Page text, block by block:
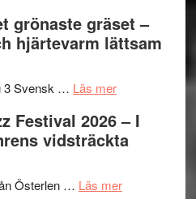
Believe
–
Frankenshtey
med
Fox
och
nya
titlar
årets
Shahab
Mehrabi
Filmstadens
stipendium
grönaste gräset –
hjärtevarm lättsam
3 Svensk … Läs merom
Det
grönaste
–
Festival 2026 – I
vidsträckta
Österlen … Läs merom